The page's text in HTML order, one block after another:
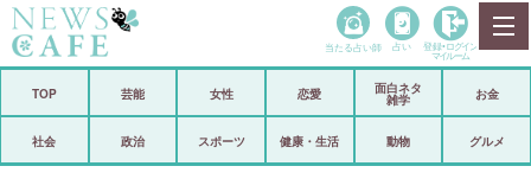
政治
当たる占い師 占い 登録• ログイン
マイルーム
TOP 芸能 女性 恋愛
面白ネタ
雑学
お金
社会 政治 スポーツ 健康・生活 動物 グルメ